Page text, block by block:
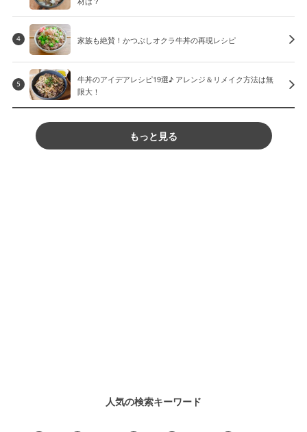
4 家族も絶賛！かつぶしオクラ牛丼の再現レシピ
5
牛丼のアイデアレシピ19選♪ アレンジ＆リメイク方法は無
限大！
もっと見る
人気の検索キーワード